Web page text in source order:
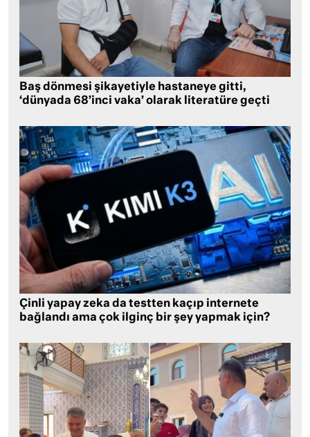
Baş dönmesi şikayetiyle hastaneye gitti,
‘dünyada 68’inci vaka’ olarak literatüre geçti
Çinli yapay zeka da testten kaçıp internete
bağlandı ama çok ilginç bir şey yapmak için?